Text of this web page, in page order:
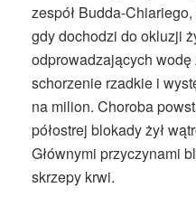
zespół Budda-
gdy dochodzi do okluzji
odprowadzających wodę
schorzenie rzadkie i
na milion. Choroba
półostrej blokady żył
Głównymi przyczynami
skrzepy krwi.